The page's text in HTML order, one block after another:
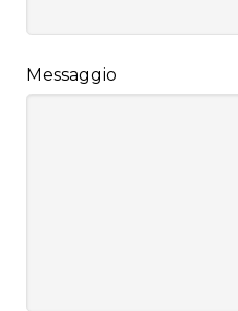
Messaggio